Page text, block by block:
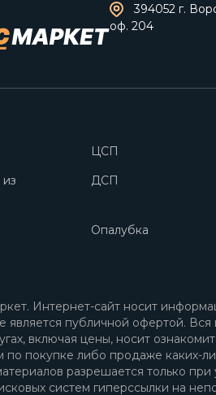
394052 г.
оф. 204
ЦСП
ДСП
Опалубка
Интернет-сайт носит
является публичной офертой.
включая цены, носит
по покупке либо продаже каких-
разрешается только
систем гиперссылки на